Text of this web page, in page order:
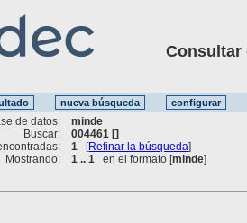
Consultar
de datos:
minde
Buscar:
004461 []
1 [Refinar la búsqueda]
Mostrando:
1 .. 1 en el formato [minde]